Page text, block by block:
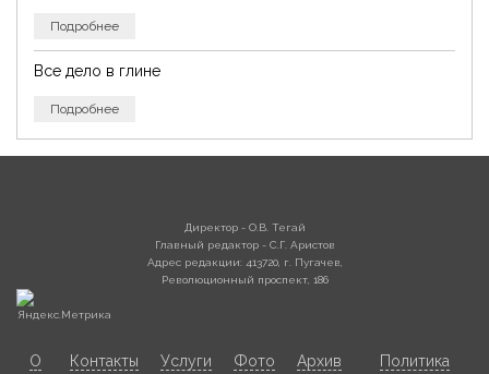
Подробнее
Все дело в глине
Подробнее
Директор - О.В. Тегай
Главный редактор - С.Г. Аристов
Адрес редакции: 413720, г. Пугачев,
Революционный проспект, 186
О
Контакты Услуги Фото Архив
Политика